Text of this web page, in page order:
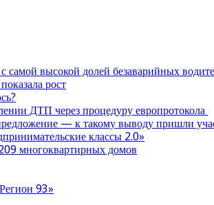
высокой долей безаварийных
рост
ДТП через процедуру европротокола
— к такому выводу пришли
классы 2.0»
многоквартирных домов
93»